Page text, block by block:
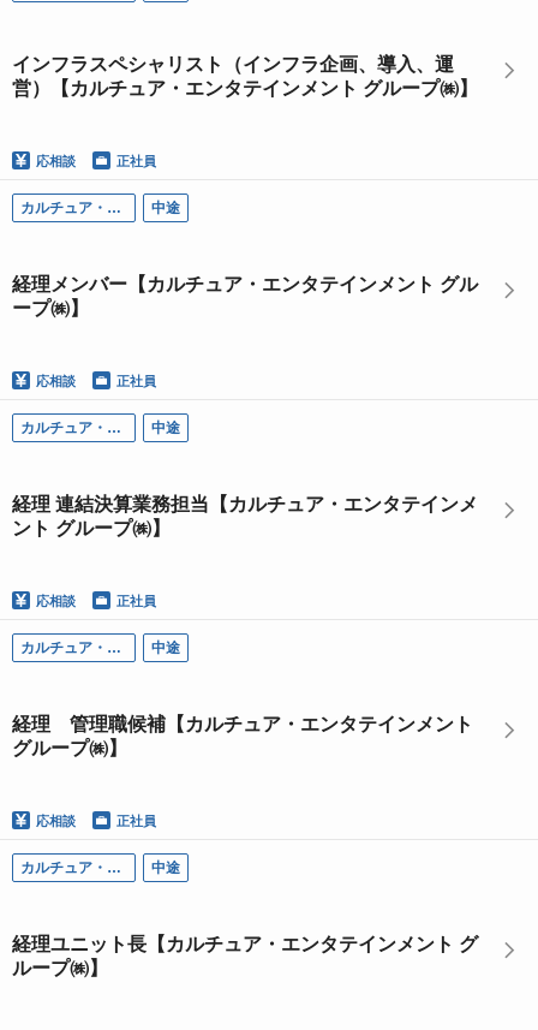
インフラスペシャリスト（インフラ企画、導入、運
営）【カルチュア・エンタテインメント グループ㈱】
応相談 正社員
カルチュア・エンタテインメント グループ 中途
経理メンバー【カルチュア・エンタテインメント グル
ープ㈱】
応相談 正社員
カルチュア・エンタテインメント グループ 中途
経理 連結決算業務担当【カルチュア・エンタテインメ
ント グループ㈱】
応相談 正社員
カルチュア・エンタテインメント グループ 中途
経理 管理職候補【カルチュア・エンタテインメント
グループ㈱】
応相談 正社員
カルチュア・エンタテインメント グループ 中途
経理ユニット長【カルチュア・エンタテインメント グ
ループ㈱】